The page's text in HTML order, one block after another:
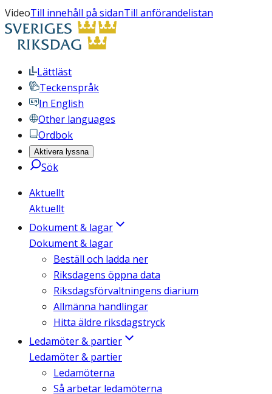
VideoTill innehåll på sidanTill anförandelistan
Lättläst
Teckenspråk
In English
Other languages
Ordbok
Aktivera lyssna
Sök
Aktuellt
Aktuellt
Dokument & lagar
Dokument & lagar
Beställ och ladda ner
Riksdagens öppna data
Riksdagsförvaltningens diarium
Allmänna handlingar
Hitta äldre riksdagstryck
Ledamöter & partier
Ledamöter & partier
Ledamöterna
Så arbetar ledamöterna